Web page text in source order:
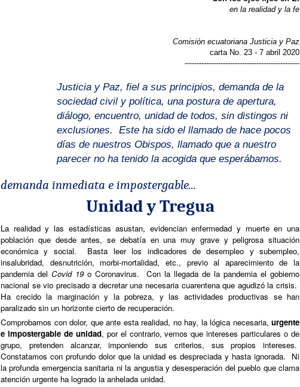
en la realidad y la fe
Comisión ecuatoriana Justicia y Paz
carta No. 23 - 7 abril 2020
------------------------------------------------
Justicia y Paz, fiel a sus principios, demanda de la
sociedad civil y política, una postura de apertura,
diálogo, encuentro, unidad de todos, sin distingos ni
exclusiones.
Este ha sido el llamado de hace pocos
días de nuestros Obispos, llamado que a nuestro
parecer no ha tenido la acogida que esperábamos.
demanda inmediata e impostergable...
Unidad y Tregua
La realidad y las estadísticas asustan, evidencian enfermedad y muerte en una
población que desde antes, se debatía en una muy grave y peligrosa situación
económica y social. Basta leer los indicadores de desempleo y subempleo,
insalubridad, desnutrición, morbi-mortalidad, etc., previo al aparecimiento de la
pandemia del Covid 19o Coronavirus. Con la llegada de la pandemia el gobierno
nacional se vio precisado a decretar una necesaria cuarentena que agudizó la crisis.
Ha crecido la marginación y la pobreza, y las actividades productivas se han
paralizado sin un horizonte cierto de recuperación.
Comprobamos con dolor, que ante esta realidad, no hay, la lógica necesaria, urgente
e impostergable de unidad, por el contrario, vemos que intereses particulares o de
grupo, pretenden alcanzar, imponiendo sus criterios, sus propios intereses.
Constatamos con profundo dolor que la unidad es despreciada y hasta ignorada.
Ni
la profunda emergencia sanitaria ni la angustia y desesperación del pueblo que clama
atención urgente ha logrado la anhelada unidad.